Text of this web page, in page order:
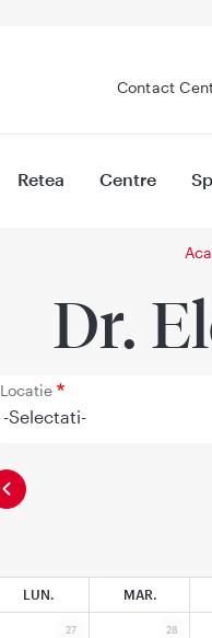
Contact
Retea Centre
Dr.
Locatie
LUN. MAR.
27 28